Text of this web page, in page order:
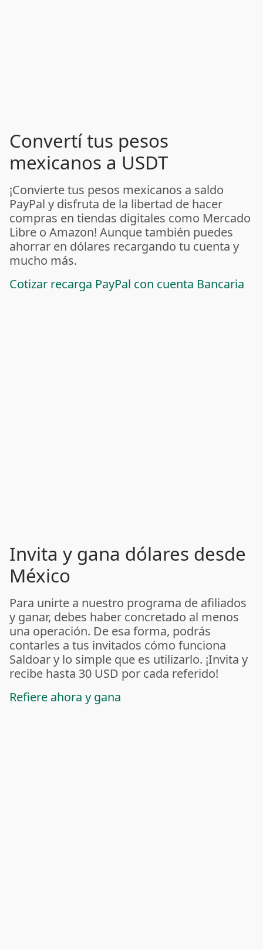
Convertí tus pesos
mexicanos a USDT
¡Convierte tus pesos mexicanos a saldo
PayPal y disfruta de la libertad de hacer
compras en tiendas digitales como Mercado
Libre o Amazon! Aunque también puedes
ahorrar en dólares recargando tu cuenta y
mucho más.
Cotizar recarga PayPal con cuenta Bancaria
Invita y gana dólares desde
México
Para unirte a nuestro programa de afiliados
y ganar, debes haber concretado al menos
una operación. De esa forma, podrás
contarles a tus invitados cómo funciona
Saldoar y lo simple que es utilizarlo. ¡Invita y
recibe hasta 30 USD por cada referido!
Refiere ahora y gana